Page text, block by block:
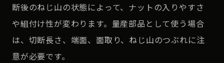
断後のねじ山の状態によって、ナットの入りやすさ
や組付け性が変わります。量産部品として使う場合
は、切断長さ、端面、面取り、ねじ山のつぶれに注
意が必要です。